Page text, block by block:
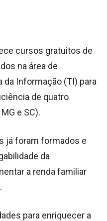
cursos gratuitos de
na área de
da Informação (TI) para
de quatro
e SC).
já foram formados e
da
a renda familiar
para enriquecer a